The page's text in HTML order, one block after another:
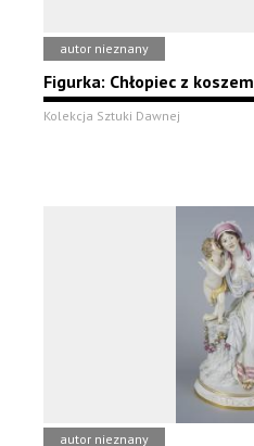
autor nieznany
Figurka: Chłopiec z koszem
Kolekcja Sztuki Dawnej
autor nieznany